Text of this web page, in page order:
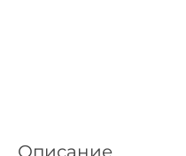
Описание